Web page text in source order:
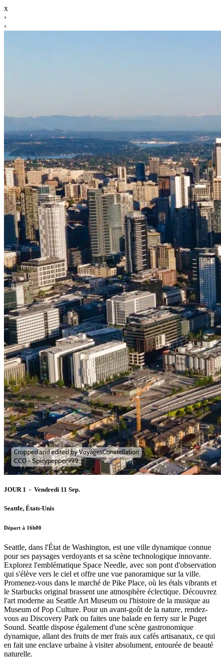
x
›
‹
JOUR 1 - Vendredi 11 Sep.
Seattle, États-Unis
Départ à 16h00
Seattle, dans l'État de Washington, est une ville dynamique connue
pour ses paysages verdoyants et sa scène technologique innovante.
Explorez l'emblématique Space Needle, avec son pont d'observation
qui s'élève vers le ciel et offre une vue panoramique sur la ville.
Promenez-vous dans le marché de Pike Place, où les étals vibrants et
le Starbucks original brassent une atmosphère éclectique. Découvrez
l'art moderne au Seattle Art Museum ou l'histoire de la musique au
Museum of Pop Culture. Pour un avant-goût de la nature, rendez-
vous au Discovery Park ou faites une balade en ferry sur le Puget
Sound. Seattle dispose également d'une scène gastronomique
dynamique, allant des fruits de mer frais aux cafés artisanaux, ce qui
en fait une enclave urbaine à visiter absolument, entourée de beauté
naturelle.